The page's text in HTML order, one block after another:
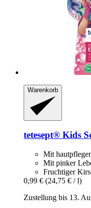
Warenkorb
tetesept® Kids
Mit
Mit pinker
Fruchtiger
0,99 € (24,75 € / l)
Zustellung bis 13.